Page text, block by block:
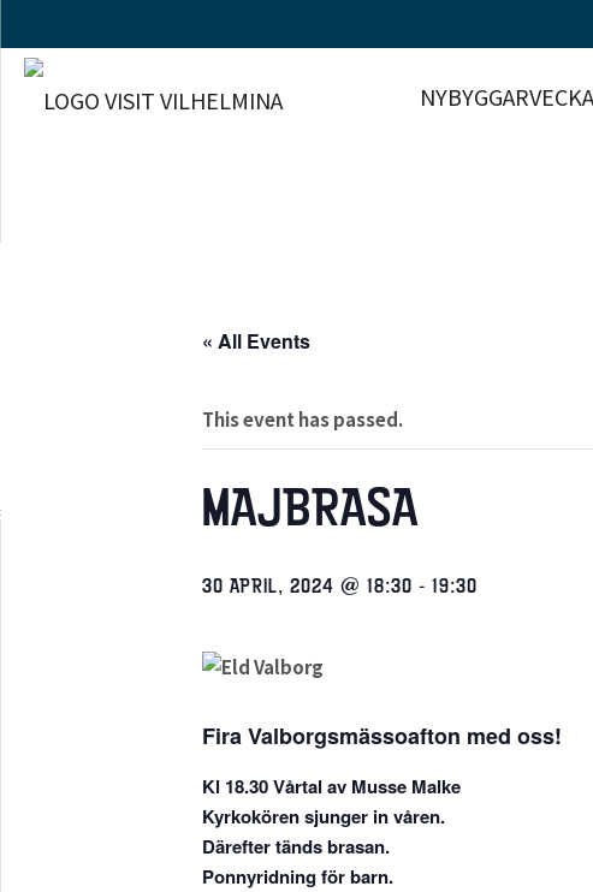
« All Events
This event has passed.
MAJBRASA
30 APRIL, 2024 @ 18:30 - 19:30
Fira Valborgsmässoafton med oss!
Kl 18.30 Vårtal av Musse Malke
Kyrkokören sjunger in våren.
Därefter tänds brasan.
Ponnyridning för barn.